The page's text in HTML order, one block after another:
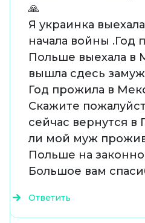
🙏
Я украинка
начала войны .Год
Польше выехала в
вышла сдесь замуж
Год прожила в
Скажите
сейчас вернутся
ли мой муж
Польше на
Большое вам
Ответить